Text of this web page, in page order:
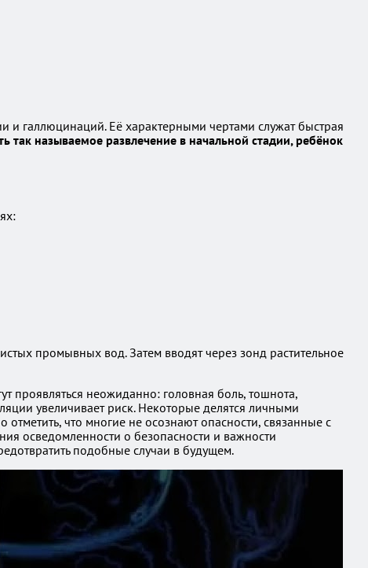
галлюцинаций. Её характерными чертами служат быстрая
так называемое развлечение в начальной стадии, ребёнок
промывных вод. Затем вводят через зонд растительное
проявляться неожиданно: головная боль, тошнота,
увеличивает риск. Некоторые делятся личными
что многие не осознают опасности, связанные с
осведомленности о безопасности и важности
подобные случаи в будущем.